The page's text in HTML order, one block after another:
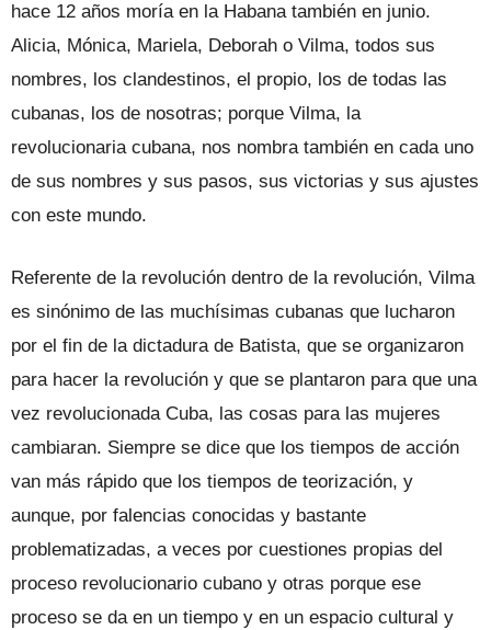
hace 12 años moría en la Habana también en junio.
Alicia, Mónica, Mariela, Deborah o Vilma, todos sus
nombres, los clandestinos, el propio, los de todas las
cubanas, los de nosotras; porque Vilma, la
revolucionaria cubana, nos nombra también en cada uno
de sus nombres y sus pasos, sus victorias y sus ajustes
con este mundo.
Referente de la revolución dentro de la revolución, Vilma
es sinónimo de las muchísimas cubanas que lucharon
por el fin de la dictadura de Batista, que se organizaron
para hacer la revolución y que se plantaron para que una
vez revolucionada Cuba, las cosas para las mujeres
cambiaran. Siempre se dice que los tiempos de acción
van más rápido que los tiempos de teorización, y
aunque, por falencias conocidas y bastante
problematizadas, a veces por cuestiones propias del
proceso revolucionario cubano y otras porque ese
proceso se da en un tiempo y en un espacio cultural y